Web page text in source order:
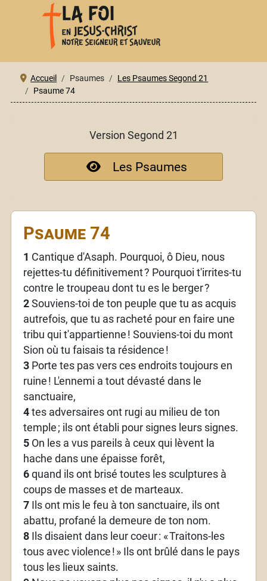
Accueil Psaumes
Les Psaumes Segond 21
Psaume 74
Version Segond 21
Les Psaumes
Psaume 74
1 Cantique d'Asaph. Pourquoi, ô Dieu, nous
rejettes-tu définitivement? Pourquoi t'irrites-tu
contre le troupeau dont tu es le berger?
2Souviens-toi de ton peuple que tu as acquis
autrefois, que tu as racheté pour en faire une
tribu qui t'appartienne ! Souviens-toi du mont
Sion où tu faisais ta résidence !
3Porte tes pas vers ces endroits toujours en
ruine ! L'ennemi a tout dévasté dans le
sanctuaire,
4tes adversaires ont rugi au milieu de ton
temple ; ils ont établi pour signes leurs signes.
5On les a vus pareils à ceux qui lèvent la
hache dans une épaisse forêt,
6quand ils ont brisé toutes les sculptures à
coups de masses et de marteaux.
7Ils ont mis le feu à ton sanctuaire, ils ont
abattu, profané la demeure de ton nom.
8Ils disaient dans leur coeur: «Traitons-les
tous avec violence ! » Ils ont brûlé dans le pays
tous les lieux saints.